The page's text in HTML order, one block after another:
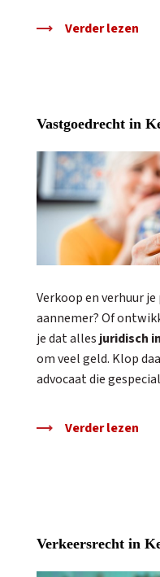
Verder lezen
Vastgoedrecht in
Verkoop en verhuur je
aannemer? Of
je dat alles juridisch
om veel geld. Klop
advocaat die
Verder lezen
Verkeersrecht in